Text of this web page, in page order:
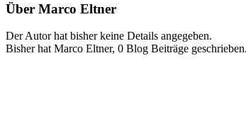
Über Marco Eltner
Der Autor hat bisher keine Details angegeben.
Bisher hat Marco Eltner, 0 Blog Beiträge geschrieben.